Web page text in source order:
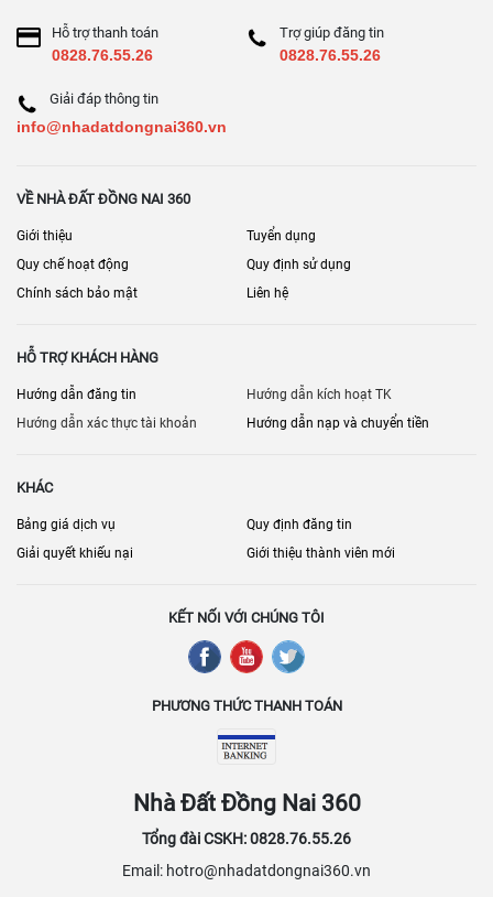
Hỗ trợ thanh toán
0828.76.55.26
Trợ giúp đăng tin
0828.76.55.26
Giải đáp thông tin
info@nhadatdongnai360.vn
VỀ NHÀ ĐẤT ĐỒNG NAI 360
Giới thiệu
Tuyển dụng
Quy chế hoạt động
Quy định sử dụng
Chính sách bảo mật
Liên hệ
HỖ TRỢ KHÁCH HÀNG
Hướng dẫn đăng tin
Hướng dẫn kích hoạt TK
Hướng dẫn xác thực tài khoản
Hướng dẫn nạp và chuyển tiền
KHÁC
Bảng giá dịch vụ
Quy định đăng tin
Giải quyết khiếu nại
Giới thiệu thành viên mới
KẾT NỐI VỚI CHÚNG TÔI
PHƯƠNG THỨC THANH TOÁN
Nhà Đất Đồng Nai 360
Tổng đài CSKH: 0828.76.55.26
Email: hotro@nhadatdongnai360.vn